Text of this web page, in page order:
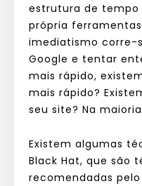
estrutura de
própria
imediatismo corre-
Google e tentar
mais rápido,
mais rápido?
seu site? Na
Existem algumas
Black Hat, que são
recomendadas